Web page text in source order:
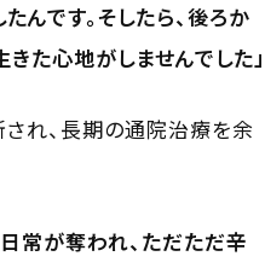
んです。そしたら、後ろか
た心地がしませんでした」
れ、長期の通院治療を余
常が奪われ、ただただ辛